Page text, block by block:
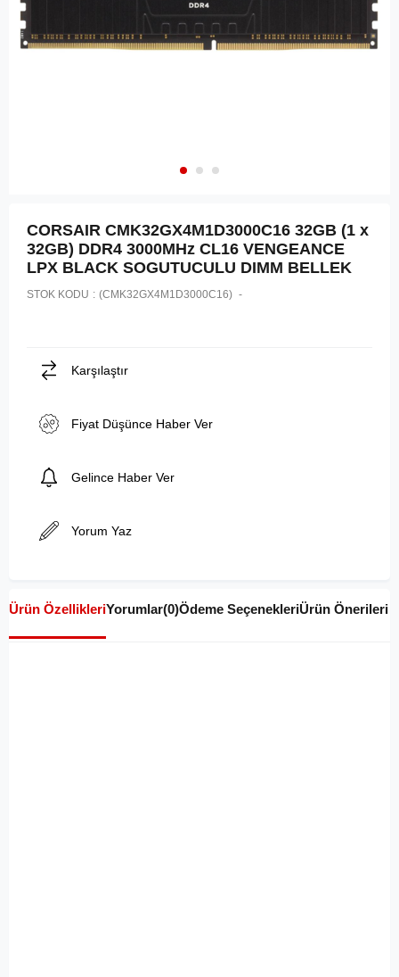
CORSAIR CMK32GX4M1D3000C16 32GB (1 x
32GB) DDR4 3000MHz CL16 VENGEANCE
LPX BLACK SOGUTUCULU DIMM BELLEK
STOK KODU (CMK32GX4M1D3000C16)
Karşılaştır
Fiyat Düşünce Haber Ver
Gelince Haber Ver
Yorum Yaz
Ürün ÖzellikleriYorumlar(0)Ödeme SeçenekleriÜrün Önerileri